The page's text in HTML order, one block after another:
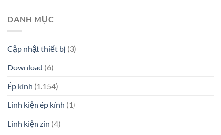
DANH MỤC
Cập nhật thiết bị (3)
Download (6)
Ép kính (1.154)
Linh kiện ép kính (1)
Linh kiện zin (4)